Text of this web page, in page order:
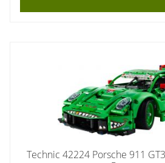
Technic 42224 Porsche 911